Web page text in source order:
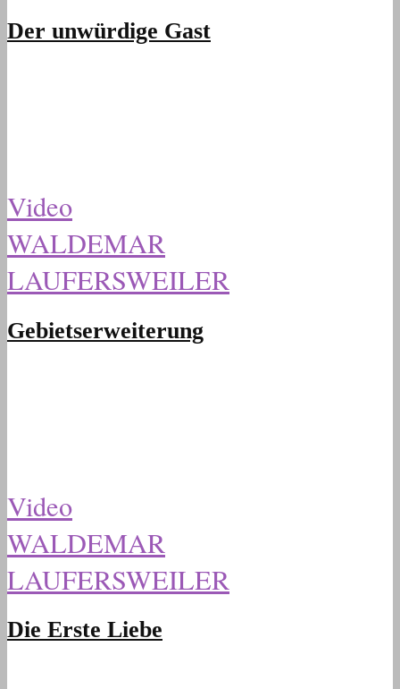
Der unwürdige Gast
Video
WALDEMAR
LAUFERSWEILER
Gebietserweiterung
Video
WALDEMAR
LAUFERSWEILER
Die Erste Liebe